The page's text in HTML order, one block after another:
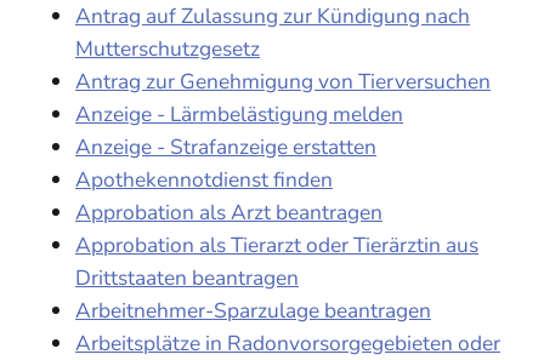
Antrag auf Zulassung zur Kündigung nach
Mutterschutzgesetz
Antrag zur Genehmigung von Tierversuchen
Anzeige - Lärmbelästigung melden
Anzeige - Strafanzeige erstatten
Apothekennotdienst finden
Approbation als Arzt beantragen
Approbation als Tierarzt oder Tierärztin aus
Drittstaaten beantragen
Arbeitnehmer-Sparzulage beantragen
Arbeitsplätze in Radonvorsorgegebieten oder